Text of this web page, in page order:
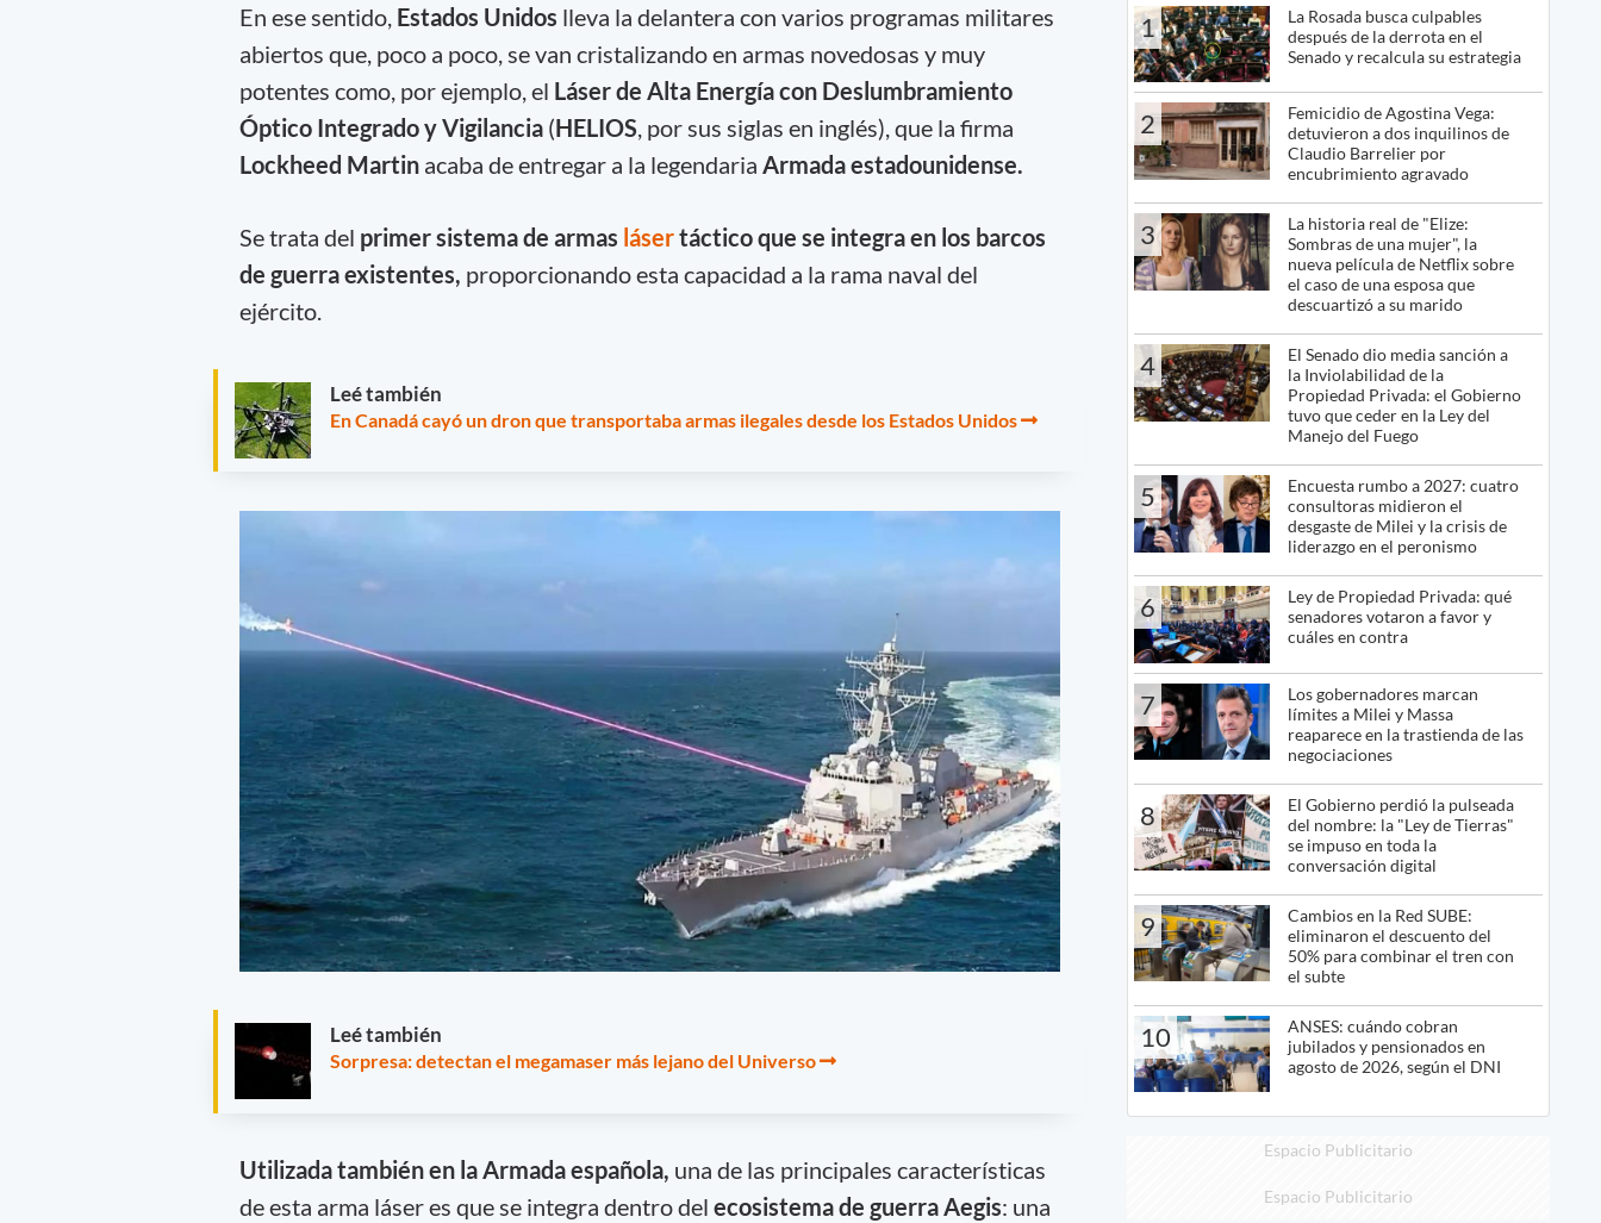
En ese sentido, Estados Unidos lleva la delantera con varios programas militares
abiertos que, poco a poco, se van cristalizando en armas novedosas y muy
potentes como, por ejemplo, el Láser de Alta Energía con Deslumbramiento
Óptico Integrado y Vigilancia (HELIOS , por sus siglas en inglés), que la firma
Lockheed Martinacaba de entregar a la legendaria Armada estadounidense.
Se trata del primer sistema de armas lásertácticoque se integra en los barcos
de guerra existentes, proporcionando esta capacidad a la rama naval del
ejército.
Leé también
En Canadá cayó un dron que transportaba armas ilegales desde los Estados Unidos
Leé también
Sorpresa: detectan el megamaser más lejano del Universo
Utilizada también en la Armada española, una de las principales características
de esta arma láser es que se integra dentro del ecosistema de guerra Aegis: una
1
La Rosada busca culpables
después de la derrota en el
Senado y recalcula su estrategia
2
Femicidio de Agostina Vega:
detuvieron a dos inquilinos de
Claudio Barrelier por
encubrimiento agravado
3
La historia real de "Elize:
Sombras de una mujer", la
nueva película de Netflix sobre
el caso de una esposa que
descuartizó a su marido
4
El Senado dio media sanción a
la Inviolabilidad de la
Propiedad Privada: el Gobierno
tuvo que ceder en la Ley del
Manejo del Fuego
5
Encuesta rumbo a 2027: cuatro
consultoras midieron el
desgaste de Milei y la crisis de
liderazgo en el peronismo
6
Ley de Propiedad Privada: qué
senadores votaron a favor y
cuáles en contra
7
Los gobernadores marcan
límites a Milei y Massa
reaparece en la trastienda de las
negociaciones
8
El Gobierno perdió la pulseada
del nombre: la "Ley de Tierras"
se impuso en toda la
conversación digital
9
Cambios en la Red SUBE:
eliminaron el descuento del
50% para combinar el tren con
el subte
10
ANSES: cuándo cobran
jubilados y pensionados en
agosto de 2026, según el DNI
Espacio Publicitario
Espacio Publicitario